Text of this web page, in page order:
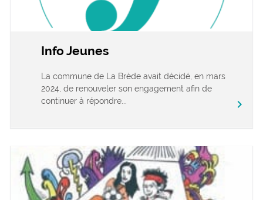
Info Jeunes
La commune de La Brède avait décidé, en mars
2024, de renouveler son engagement afin de
continuer à répondre...
chevron_right